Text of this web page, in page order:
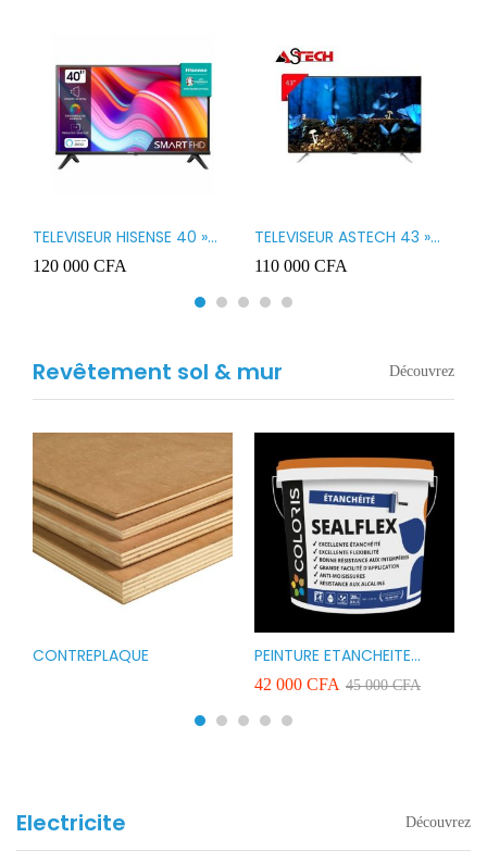
TELEVISEUR HISENSE 40 »
LED SMART VIDAA 40A4K
120 000 CFA
TELEVISEUR ASTECH 43 »
LED 43OD15
110 000 CFA
Revêtement sol & mur Découvrez
CONTREPLAQUE
PEINTURE ETANCHEITE
COLORIS SEAFLEX 20KG
COULEUR ROUGE BLANC
VERT ET GRIS
42 000 CFA 45 000CFA
Electricite Découvrez